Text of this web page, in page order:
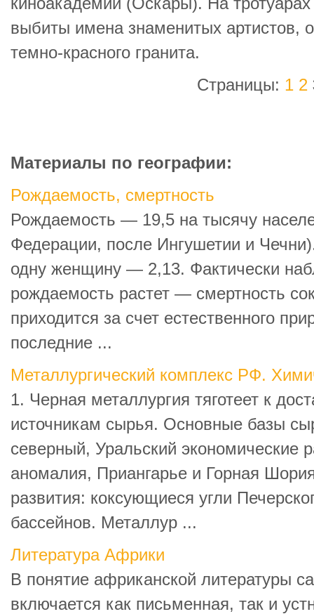
выбиты имена знаменитых артистов,
темно-красного гранита.
Страницы: 1 2
Материалы по географии:
Рождаемость, смертность
Рождаемость — 19,5 на тысячу
Федерации, после Ингушетии и
одну женщину — 2,13. Фактически
рождаемость растет — смертность
приходится за счет естественного
последние ...
Металлургический комплекс РФ.
1. Черная металлургия тяготеет к
источникам сырья. Основные базы
северный, Уральский экономические
аномалия, Приангарье и Горная
развития: коксующиеся угли
бассейнов. Металлур ...
Литература Африки
В понятие африканской литературы
включается как письменная, так и